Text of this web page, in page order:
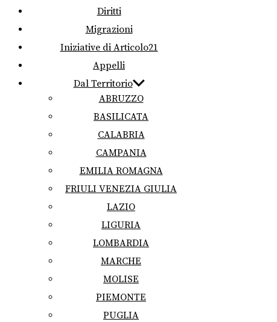
Diritti
Migrazioni
Iniziative di Articolo21
Appelli
Dal Territorio
ABRUZZO
BASILICATA
CALABRIA
CAMPANIA
EMILIA ROMAGNA
FRIULI VENEZIA GIULIA
LAZIO
LIGURIA
LOMBARDIA
MARCHE
MOLISE
PIEMONTE
PUGLIA